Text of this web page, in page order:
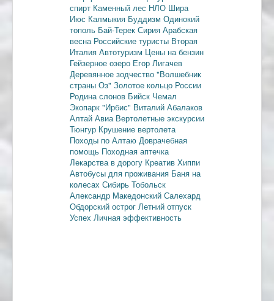
спирт Каменный лес НЛО Шира
Июс Калмыкия Буддизм Одинокий
тополь Бай-Терек Сирия Арабская
весна Российские туристы Вторая
Италия Автотуризм Цены на бензин
Гейзерное озеро Егор Лигачев
Деревянное зодчество "Волшебник
страны Оз" Золотое кольцо России
Родина слонов Бийск Чемал
Экопарк "Ирбис" Виталий Абалаков
Алтай Авиа Вертолетные экскурсии
Тюнгур Крушение вертолета
Походы по Алтаю Доврачебная
помощь Походная аптечка
Лекарства в дорогу Креатив Хиппи
Автобусы для проживания Баня на
колесах Сибирь Тобольск
Александр Македонский Салехард
Обдорский острог Летний отпуск
Успех Личная эффективность